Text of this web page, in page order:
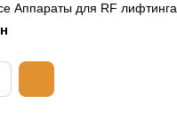
Аппараты для RF лифтинга